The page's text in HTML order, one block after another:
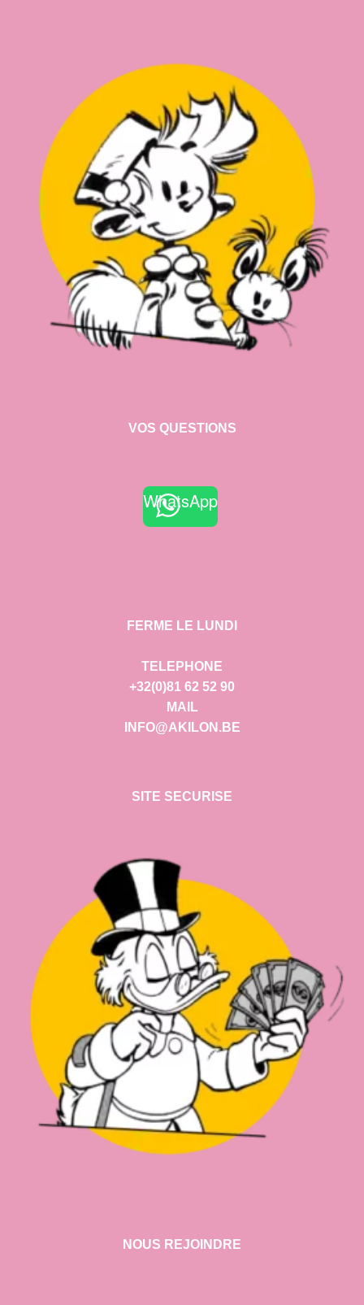
VOS QUESTIONS
WhatsApp
FERME LE LUNDI
TELEPHONE
+32(0)81 62 52 90
MAIL
INFO@AKILON.BE
SITE SECURISE
NOUS REJOINDRE